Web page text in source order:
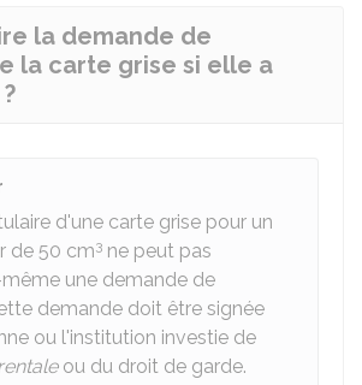
la demande de
la carte grise si elle a
d'une carte grise pour un
de 50 cm3 ne peut pas
une demande de
demande doit être signée
ou l'institution investie de
ou du droit de garde.